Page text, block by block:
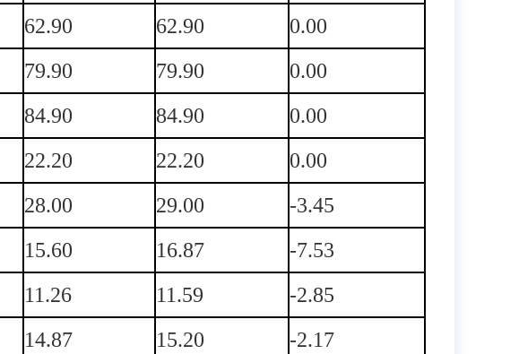
62.90 62.90
0.00
79.90 79.90
0.00
84.90 84.90 0.00
22.20 22.20
0.00
28.00 29.00
-3.45
15.60 16.87
-7.53
11.26 11.59
-2.85
14.87 15.20
-2.17